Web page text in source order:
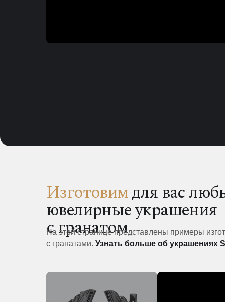
Изготовимдля вас
ювелирные украшения
с гранатом
На этой странице представлены примеры
с гранатами. Узнать больше об украшениях